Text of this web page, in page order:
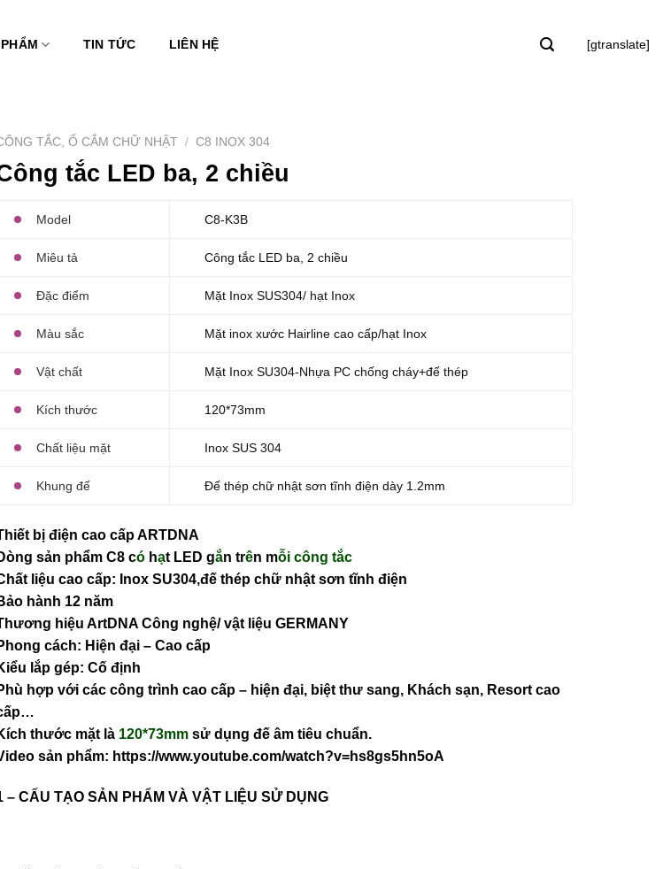
TIN TỨC LIÊN HỆ [gtranslate]
TẮC, Ổ CẮM CHỮ NHẬT / C8 INOX 304
tắc LED ba, 2 chiều
Model C8-K3B
Miêu tả Công tắc LED ba, 2 chiều
Đặc điểm Mặt Inox SUS304/ hạt Inox
Màu sắc Mặt inox xước Hairline cao cấp/hạt Inox
Vật chất Mặt Inox SU304-Nhựa PC chống cháy+đế thép
Kích thước 120*73mm
Chất liệu mặt Inox SUS 304
Khung đế Đế thép chữ nhật sơn tĩnh điện dày 1.2mm
bị điện cao cấp ARTDNA
sản phẩm C8 cóhạt LED gắn trên mỗi công tắc
liệu cao cấp: Inox SU304,đế thép chữ nhật sơn tĩnh điện
hành 12 năm
hiệu ArtDNA Công nghệ/ vật liệu GERMANY
cách: Hiện đại – Cao cấp
lắp gép: Cố định
hợp với các công trình cao cấp – hiện đại, biệt thư sang, Khách sạn, Resort cao
thước mặt là 120*73mmsử dụng đế âm tiêu chuẩn.
sản phẩm: https://www.youtube.com/watch?v=hs8gs5hn5oA
– CẤU TẠO SẢN PHẨM VÀ VẬT LIỆU SỬ DỤNG